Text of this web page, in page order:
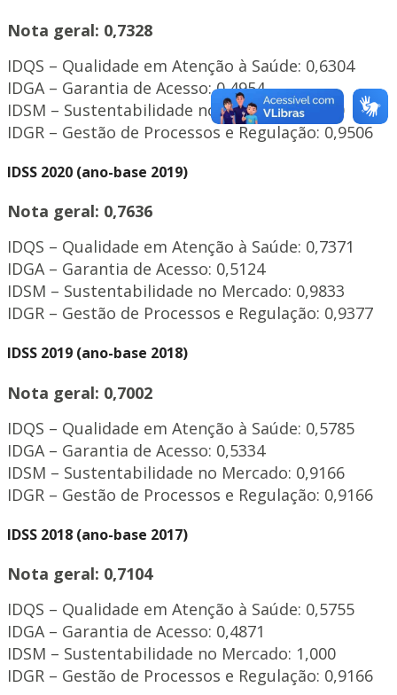
Nota geral: 0,7328
IDQS – Qualidade em Atenção à Saúde: 0,6304
IDGA – Garantia de Acesso: 0,4954
IDSM – Sustentabilidade no Mercado: 1,0000
IDGR – Gestão de Processos e Regulação: 0,9506
IDSS 2020 (ano-base 2019)
Nota geral: 0,7636
IDQS – Qualidade em Atenção à Saúde: 0,7371
IDGA – Garantia de Acesso: 0,5124
IDSM – Sustentabilidade no Mercado: 0,9833
IDGR – Gestão de Processos e Regulação: 0,9377
IDSS 2019 (ano-base 2018)
Nota geral: 0,7002
IDQS – Qualidade em Atenção à Saúde: 0,5785
IDGA – Garantia de Acesso: 0,5334
IDSM – Sustentabilidade no Mercado: 0,9166
IDGR – Gestão de Processos e Regulação: 0,9166
IDSS 2018 (ano-base 2017)
Nota geral: 0,7104
IDQS – Qualidade em Atenção à Saúde: 0,5755
IDGA – Garantia de Acesso: 0,4871
IDSM – Sustentabilidade no Mercado: 1,000
IDGR – Gestão de Processos e Regulação: 0,9166